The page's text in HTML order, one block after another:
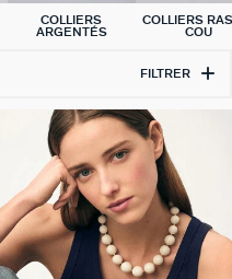
COLLIERS
ARGENTÉS
COLLIERS
COU
FILTRER